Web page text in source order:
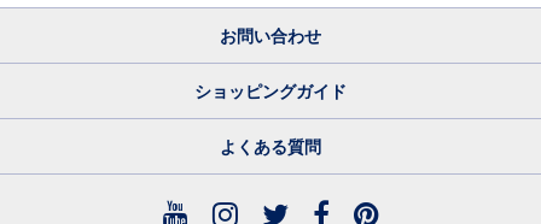
お問い合わせ
ショッピングガイド
よくある質問